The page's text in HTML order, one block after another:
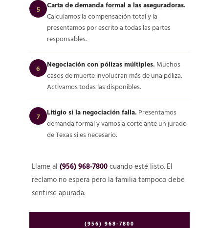
5
Carta de demanda formal a las aseguradoras.
Calculamos la compensación total y la
presentamos por escrito a todas las partes
responsables.
6 Negociación con pólizas múltiples. Muchos
casos de muerte involucran más de una póliza.
Activamos todas las disponibles.
7 Litigio si la negociación falla. Presentamos
demanda formal y vamos a corte ante un jurado
de Texas si es necesario.
Llame al (956) 968-7800cuando esté listo. El
reclamo no espera pero la familia tampoco debe
sentirse apurada.
(956) 968-7800